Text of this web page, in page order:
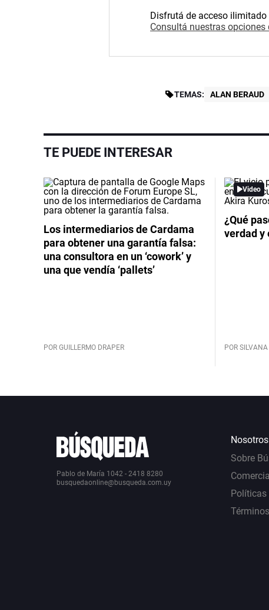
Disfrutá de acceso ilimitado
Consultá nuestras opciones
TEMAS: ALAN BERAUD
TE PUEDE INTERESAR
Los intermediarios de Cardama
para obtener una garantía falsa:
una consultora en un ‘cowork’ y
una que vendía ‘pallets’
POR GUILLERMO DRAPER
Video
¿Qué
verdad y
POR
Pablo de María 1042 - 2418 8280
busquedaonline@busqueda.com.uy
Nosotros
Sobre
Políticas